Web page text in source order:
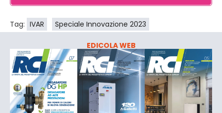
Tag: IVAR Speciale Innovazione 2023
EDICOLA WEB